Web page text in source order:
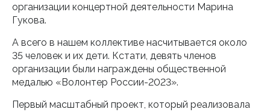
организации концертной деятельности Марина
Гукова.
А всего в нашем коллективе насчитывается около
35 человек и их дети. Кстати, девять членов
организации были награждены общественной
медалью «Волонтер России-2023».
Первый масштабный проект, который реализовала